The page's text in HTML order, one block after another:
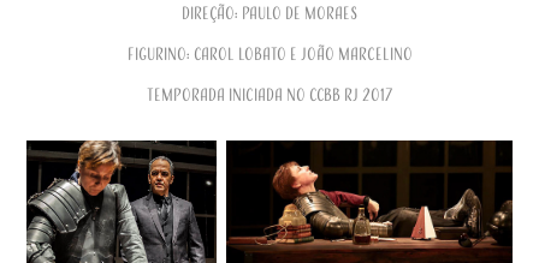
Direção: Paulo de Moraes
Figurino: Carol Lobato e João Marcelino
Temporada iniciada no CCBB RJ 2017